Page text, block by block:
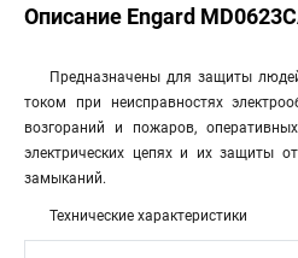
Описание Engard
Предназначены для защиты
током при неисправностях
возгораний и пожаров,
электрических цепях и их защиты
замыканий.
Технические характеристики